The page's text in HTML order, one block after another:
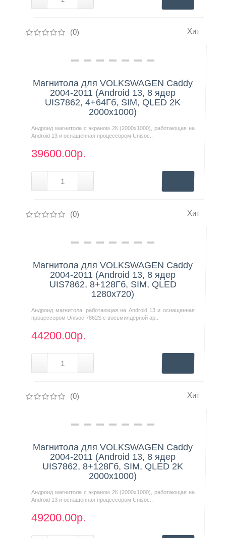
(0) Хит
Нашли дешевле?
Магнитола для VOLKSWAGEN Caddy
2004-2011 (Android 13, 8 ядер
UIS7862, 4+64Гб, SIM, QLED 2K
2000x1000)
Андроид магнитола с экраном 2К (2000х1000), работающая на
Android 13 и оснащенная процессором Unisoc..
39600.00р.
(0) Хит
Нашли дешевле?
Магнитола для VOLKSWAGEN Caddy
2004-2011 (Android 13, 8 ядер
UIS7862, 8+128Гб, SIM, QLED
1280x720)
Андроид магнитола, работающая на Android 13 и оснащенная
процессором Unisoc 7862S с восьмиядерной ар..
44200.00р.
(0) Хит
Нашли дешевле?
Магнитола для VOLKSWAGEN Caddy
2004-2011 (Android 13, 8 ядер
UIS7862, 8+128Гб, SIM, QLED 2K
2000x1000)
Андроид магнитола с экраном 2К (2000х1000), работающая на
Android 13 и оснащенная процессором Unisoc..
49200.00р.